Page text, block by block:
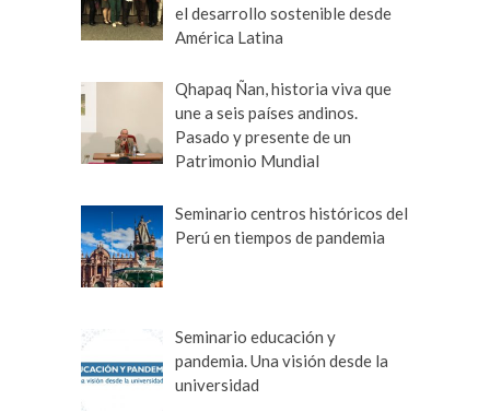
el desarrollo sostenible desde
América Latina
Qhapaq Ñan, historia viva que
une a seis países andinos.
Pasado y presente de un
Patrimonio Mundial
Seminario centros históricos del
Perú en tiempos de pandemia
Seminario educación y
pandemia. Una visión desde la
universidad